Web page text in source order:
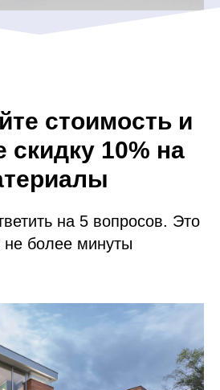
стоимость и
скидку 10% на
на 5 вопросов. Это
не более минуты